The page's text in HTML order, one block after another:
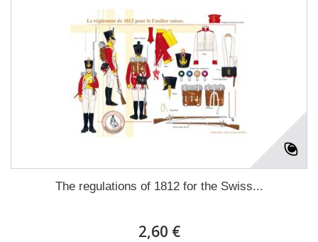
The regulations of 1812 for the Swiss...
2,60 €